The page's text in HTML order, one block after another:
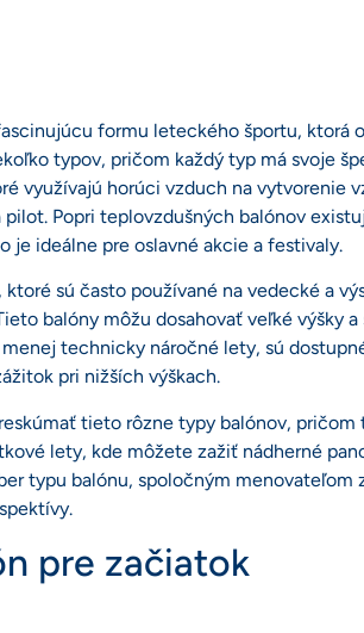
formu leteckého športu, ktorá
typov, pričom každý typ má svoje
využívajú horúci vzduch na vytvorenie
Popri teplovzdušných balónov
je ideálne pre oslavné akcie a festivaly.
sú často používané na vedecké a
balóny môžu dosahovať veľké výšky
technicky náročné lety, sú
pri nižších výškach.
tieto rôzne typy balónov, pričom
lety, kde môžete zažiť nádherné
typu balónu, spoločným menovateľom
pre začiatok